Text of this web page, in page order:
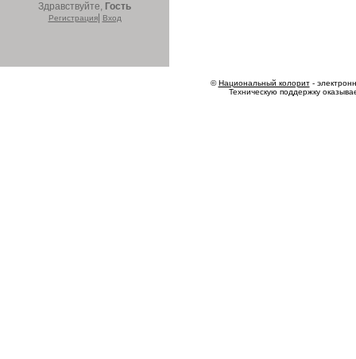
Здравствуйте, Гость
Регистрация| Вход
©Национальный колорит-
Техническую поддержку